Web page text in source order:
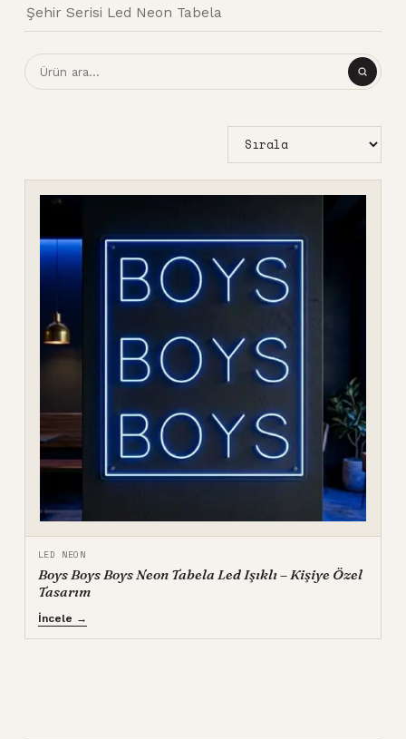
Şehir Serisi Led Neon Tabela
LED NEON
Boys Boys Boys Neon Tabela Led Işıklı – Kişiye Özel
Tasarım
İncele →